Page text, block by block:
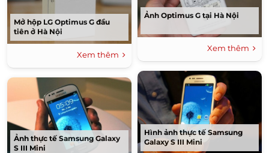
Mở hộp LG Optimus G đầu
tiên ở Hà Nội
Xem thêm
Ảnh thực tế Samsung Galaxy
S III Mini
Ảnh Optimus G tại Hà Nội
Xem thêm
Hình ảnh thực tế Samsung
Galaxy S III Mini